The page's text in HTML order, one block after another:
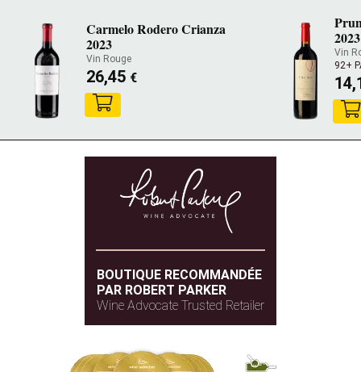
Carmelo Rodero Crianza
2023
Vin Rouge
26,45 €
2023
Vin
92+
BOUTIQUE RECOMMANDÉE
PAR ROBERT PARKER
Wine Advocate Trusted Retailer